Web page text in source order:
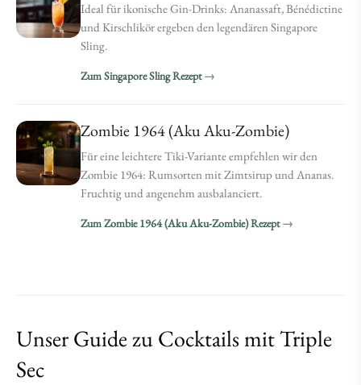
Ideal für ikonische Gin-Drinks: Ananassaft, Bénédictine
und Kirschlikör ergeben den legendären Singapore
Sling.
Zum Singapore Sling Rezept
Zombie 1964 (Aku Aku-Zombie)
Für eine leichtere Tiki-Variante empfehlen wir den
Zombie 1964: Rumsorten mit Zimtsirup und Ananas.
Fruchtig und angenehm ausbalanciert.
Zum Zombie 1964 (Aku Aku-Zombie) Rezept
Unser Guide zu Cocktails mit Triple
Sec